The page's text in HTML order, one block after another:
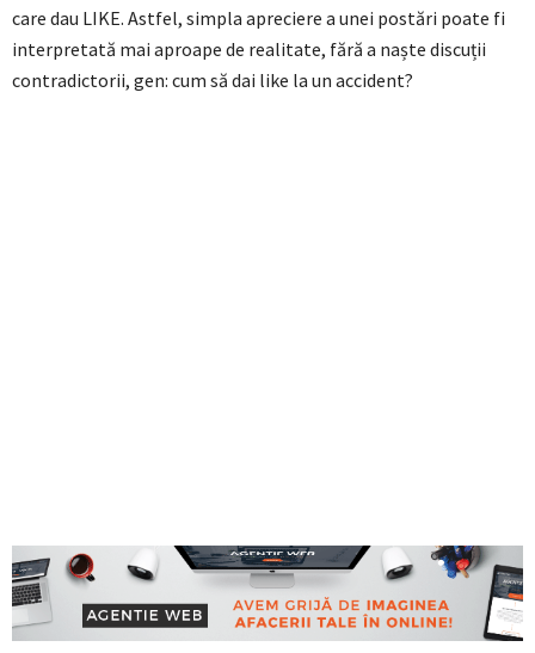
care dau LIKE. Astfel, simpla apreciere a unei postări poate fi
interpretată mai aproape de realitate, fără a naște discuții
contradictorii, gen: cum să dai like la un accident?